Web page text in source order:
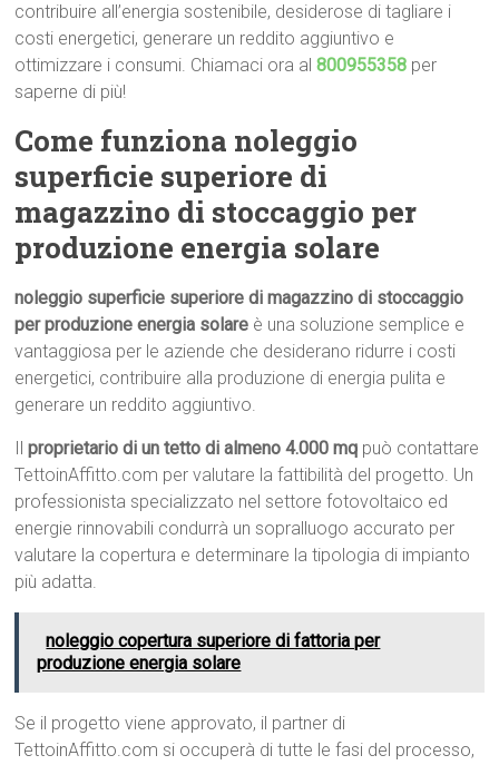
contribuire all’energia sostenibile, desiderose di tagliare i
costi energetici, generare un reddito aggiuntivo e
ottimizzare i consumi. Chiamaci ora al800955358 per
saperne di più!
Come funziona noleggio
superficie superiore di
magazzino di stoccaggio per
produzione energia solare
noleggio superficie superiore di magazzino di stoccaggio
per produzione energia solare è una soluzione semplice e
vantaggiosa per le aziende che desiderano ridurre i costi
energetici, contribuire alla produzione di energia pulita e
generare un reddito aggiuntivo.
Ilproprietario di un tetto di almeno 4.000 mq può contattare
TettoinAffitto.com per valutare la fattibilità del progetto. Un
professionista specializzato nel settore fotovoltaico ed
energie rinnovabili condurrà un sopralluogo accurato per
valutare la copertura e determinare la tipologia di impianto
più adatta.
noleggio copertura superiore di fattoria per
produzione energia solare
Se il progetto viene approvato, il partner di
TettoinAffitto.com si occuperà di tutte le fasi del processo,